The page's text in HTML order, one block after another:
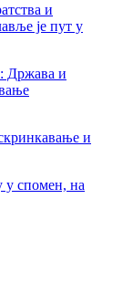
и
је пут у
Држава и
и
спомен, на